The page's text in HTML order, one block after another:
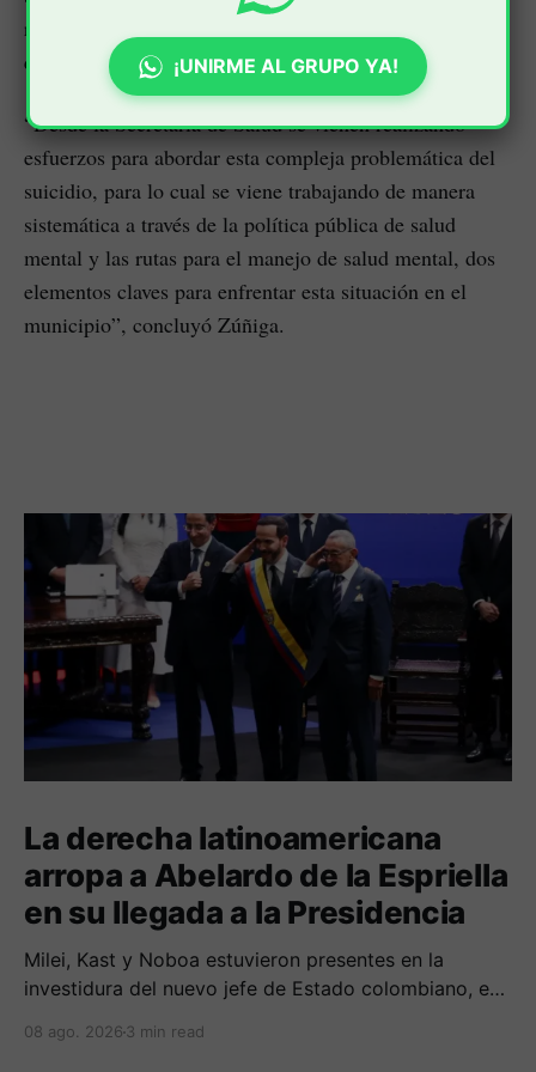
registraron un total de 26 eventos consumados y en lo
que va corrido del 2024, esa cifra ya va en 13 casos.
“Desde la Secretaria de Salud se vienen realizando
esfuerzos para abordar esta compleja problemática del
suicidio, para lo cual se viene trabajando de manera
sistemática a través de la política pública de salud
mental y las rutas para el manejo de salud mental, dos
elementos claves para enfrentar esta situación en el
municipio”, concluyó Zúñiga.
La derecha latinoamericana
arropa a Abelardo de la Espriella
en su llegada a la Presidencia
Milei, Kast y Noboa estuvieron presentes en la
investidura del nuevo jefe de Estado colombiano, en
mensajes de acercamiento regional.
08 ago. 2026 3 min read
¡UNIRME AL GRUPO YA!